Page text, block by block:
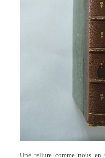
Une reliure comme nous en